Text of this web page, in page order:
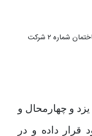
آدرس: ورودی شهرک امیریه، بلوار گلها، ساختمان شماره ۲ شرکت
و چهارمحال و
داده و در